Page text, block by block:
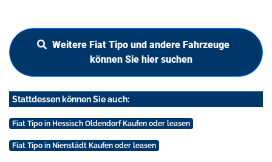
Weitere Fiat Tipo und andere Fahrzeuge
können Sie hier suchen
Stattdessen können Sie auch:
Fiat Tipo in Hessisch Oldendorf Kaufen oder leasen
Fiat Tipo in Nienstädt Kaufen oder leasen